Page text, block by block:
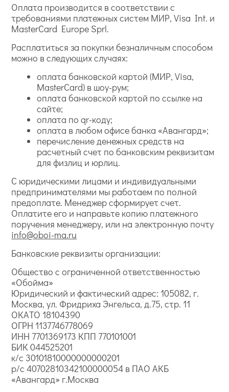
Оплата производится в соответствии с
требованиями платежных систем МИР, Visa Int. и
MasterCard Europe Sprl.
Расплатиться за покупки безналичным способом
можно в следующих случаях:
оплата банковской картой (МИР, Visa,
MasterCard) в шоу-рум;
оплата банковской картой по ссылке на
сайте;
оплата по qr-коду;
оплата в любом офисе банка «Авангард»;
перечисление денежных средств на
расчетный счет по банковским реквизитам
для физлиц и юрлиц.
С юридическими лицами и индивидуальными
предпринимателями мы работаем по полной
предоплате. Менеджер сформирует счет.
Оплатите его и направьте копию платежного
поручения менеджеру, или на электронную почту
info@oboi-ma.ru
Банковские реквизиты организации:
Общество с ограниченной ответственностью
«Обойма»
Юридический и фактический адрес: 105082, г.
Москва, ул. Фридриха Энгельса, д.75, стр. 11
ОКАТО 18104390
ОГРН 1137746778069
ИНН 7701369173 КПП 770101001
БИК 044525201
к/с 30101810000000000201
р/с 40702810342100000054 в ПАО АКБ
«Авангард» г.Москва